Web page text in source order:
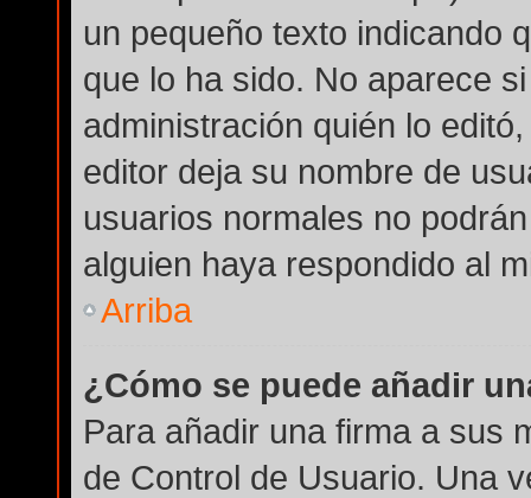
un pequeño texto indicando
que lo ha sido. No aparece
administración quién lo
editor deja su nombre de
usuarios normales no
alguien haya respondido al
Arriba
¿Cómo se puede añadir
Para añadir una firma a sus
de Control de Usuario. Una